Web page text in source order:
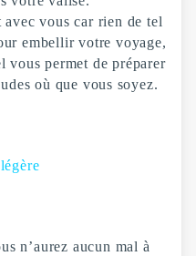
avec vous car rien de tel
embellir votre voyage,
vous permet de préparer
où que vous soyez.
n’aurez aucun mal à